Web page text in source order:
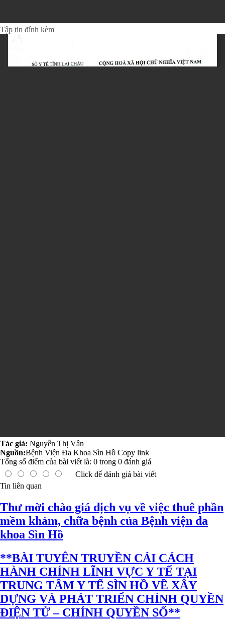
Tập tin đính kèm
Tác giả: Nguyễn Thị Vân
Nguồn:Bệnh Viện Đa Khoa Sìn Hồ Copy link
Tổng số điểm của bài viết là: 0 trong 0 đánh giá
Click để đánh giá bài viết
Tin liên quan
Thư mời chào giá dịch vụ về việc thuê phần
mềm khám, chữa bệnh của Bệnh viện đa
khoa Sìn Hồ
**BÀI TUYÊN TRUYỀN CẢI CÁCH
HÀNH CHÍNH LĨNH VỰC Y TẾ TẠI
TRUNG TÂM Y TẾ SÌN HỒ VỀ XÂY
DỰNG VÀ PHÁT TRIỂN CHÍNH QUYỀN
ĐIỆN TỬ – CHÍNH QUYỀN SỐ**